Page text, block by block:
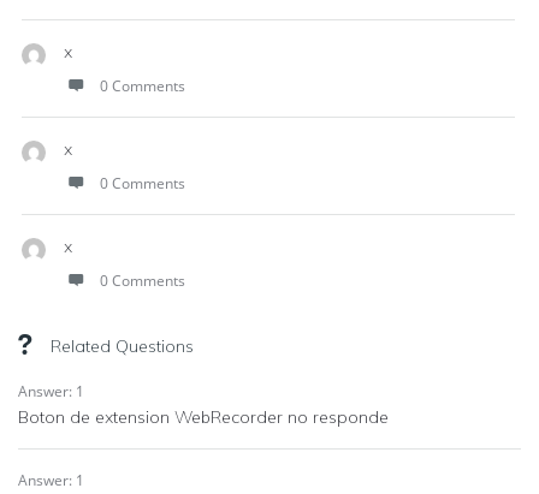
x
0 Comments
x
0 Comments
x
0 Comments
Related Questions
Answer: 1
Boton de extension WebRecorder no responde
Answer: 1